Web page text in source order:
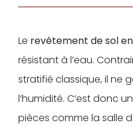
Le revêtement de sol en
résistant à l’eau.
stratifié classique, il ne
l’humidité. C’est donc
pièces comme la salle